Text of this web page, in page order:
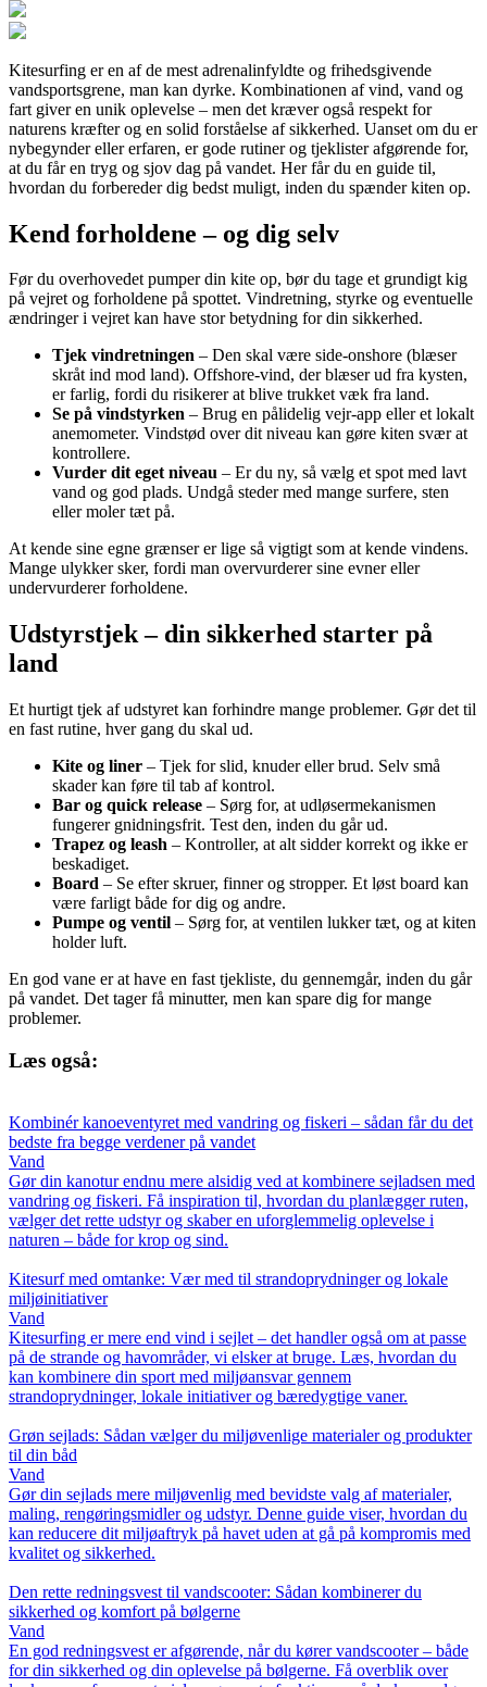
Kitesurfing er en af de mest adrenalinfyldte og frihedsgivende
vandsportsgrene, man kan dyrke. Kombinationen af vind, vand og
fart giver en unik oplevelse – men det kræver også respekt for
naturens kræfter og en solid forståelse af sikkerhed. Uanset om du er
nybegynder eller erfaren, er gode rutiner og tjeklister afgørende for,
at du får en tryg og sjov dag på vandet. Her får du en guide til,
hvordan du forbereder dig bedst muligt, inden du spænder kiten op.
Kend forholdene – og dig selv
Før du overhovedet pumper din kite op, bør du tage et grundigt kig
på vejret og forholdene på spottet. Vindretning, styrke og eventuelle
ændringer i vejret kan have stor betydning for din sikkerhed.
Tjek vindretningen – Den skal være side-onshore (blæser
skråt ind mod land). Offshore-vind, der blæser ud fra kysten,
er farlig, fordi du risikerer at blive trukket væk fra land.
Se på vindstyrken – Brug en pålidelig vejr-app eller et lokalt
anemometer. Vindstød over dit niveau kan gøre kiten svær at
kontrollere.
Vurder dit eget niveau – Er du ny, så vælg et spot med lavt
vand og god plads. Undgå steder med mange surfere, sten
eller moler tæt på.
At kende sine egne grænser er lige så vigtigt som at kende vindens.
Mange ulykker sker, fordi man overvurderer sine evner eller
undervurderer forholdene.
Udstyrstjek – din sikkerhed starter på
land
Et hurtigt tjek af udstyret kan forhindre mange problemer. Gør det til
en fast rutine, hver gang du skal ud.
Kite og liner – Tjek for slid, knuder eller brud. Selv små
skader kan føre til tab af kontrol.
Bar og quick release – Sørg for, at udløsermekanismen
fungerer gnidningsfrit. Test den, inden du går ud.
Trapez og leash – Kontroller, at alt sidder korrekt og ikke er
beskadiget.
Board – Se efter skruer, finner og stropper. Et løst board kan
være farligt både for dig og andre.
Pumpe og ventil – Sørg for, at ventilen lukker tæt, og at kiten
holder luft.
En god vane er at have en fast tjekliste, du gennemgår, inden du går
på vandet. Det tager få minutter, men kan spare dig for mange
problemer.
Læs også:
Kombinér kanoeventyret med vandring og fiskeri – sådan får du det
bedste fra begge verdener på vandet
Vand
Gør din kanotur endnu mere alsidig ved at kombinere sejladsen med
vandring og fiskeri. Få inspiration til, hvordan du planlægger ruten,
vælger det rette udstyr og skaber en uforglemmelig oplevelse i
naturen – både for krop og sind.
Kitesurf med omtanke: Vær med til strandoprydninger og lokale
miljøinitiativer
Vand
Kitesurfing er mere end vind i sejlet – det handler også om at passe
på de strande og havområder, vi elsker at bruge. Læs, hvordan du
kan kombinere din sport med miljøansvar gennem
strandoprydninger, lokale initiativer og bæredygtige vaner.
Grøn sejlads: Sådan vælger du miljøvenlige materialer og produkter
til din båd
Vand
Gør din sejlads mere miljøvenlig med bevidste valg af materialer,
maling, rengøringsmidler og udstyr. Denne guide viser, hvordan du
kan reducere dit miljøaftryk på havet uden at gå på kompromis med
kvalitet og sikkerhed.
Den rette redningsvest til vandscooter: Sådan kombinerer du
sikkerhed og komfort på bølgerne
Vand
En god redningsvest er afgørende, når du kører vandscooter – både
for din sikkerhed og din oplevelse på bølgerne. Få overblik over